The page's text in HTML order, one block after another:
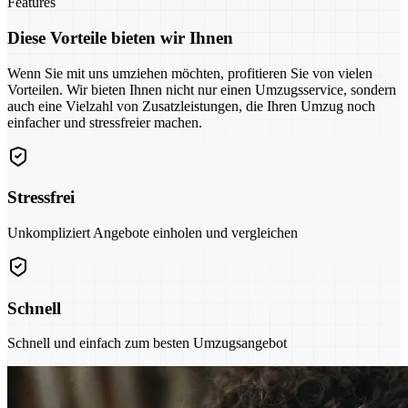
Diese Vorteile bieten wir Ihnen
Wenn Sie mit uns umziehen möchten, profitieren Sie von vielen
Vorteilen. Wir bieten Ihnen nicht nur einen Umzugsservice, sondern
auch eine Vielzahl von Zusatzleistungen, die Ihren Umzug noch
einfacher und stressfreier machen.
Stressfrei
Unkompliziert Angebote einholen und vergleichen
Schnell
Schnell und einfach zum besten Umzugsangebot